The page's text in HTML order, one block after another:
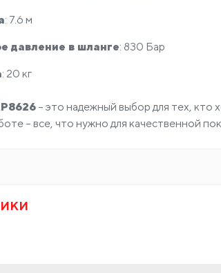
: 7.6 м
давление в шланге: 830 Бар
: 20 кг
– это надежный выбор для тех, кто
– все, что нужно для качественной